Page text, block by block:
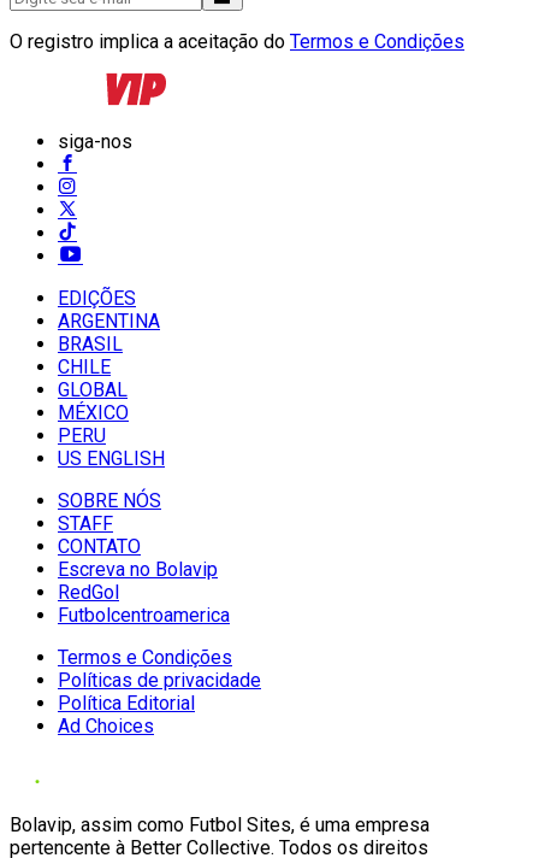
O registro implica a aceitação do Termos e Condições
siga-nos
EDIÇÕES
ARGENTINA
BRASIL
CHILE
GLOBAL
MÉXICO
PERU
US ENGLISH
SOBRE NÓS
STAFF
CONTATO
Escreva no Bolavip
RedGol
Futbolcentroamerica
Termos e Condições
Políticas de privacidade
Política Editorial
Ad Choices
Bolavip, assim como Futbol Sites, é uma empresa
pertencente à Better Collective. Todos os direitos